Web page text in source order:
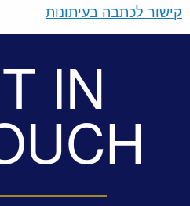
קישור לכתבה בעיתונות
IN